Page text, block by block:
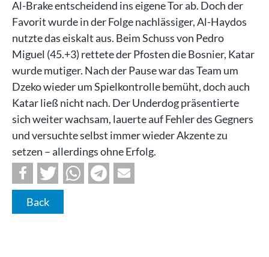
Al-Brake entscheidend ins eigene Tor ab. Doch der
Favorit wurde in der Folge nachlässiger, Al-Haydos
nutzte das eiskalt aus. Beim Schuss von Pedro
Miguel (45.+3) rettete der Pfosten die Bosnier, Katar
wurde mutiger. Nach der Pause war das Team um
Dzeko wieder um Spielkontrolle bemüht, doch auch
Katar ließ nicht nach. Der Underdog präsentierte
sich weiter wachsam, lauerte auf Fehler des Gegners
und versuchte selbst immer wieder Akzente zu
setzen – allerdings ohne Erfolg.
Back